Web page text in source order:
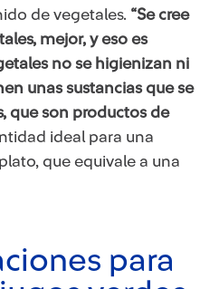
de vegetales. “Se cree
mejor, y eso es
no se higienizan ni
unas sustancias que se
que son productos de
ideal para una
que equivale a una
para